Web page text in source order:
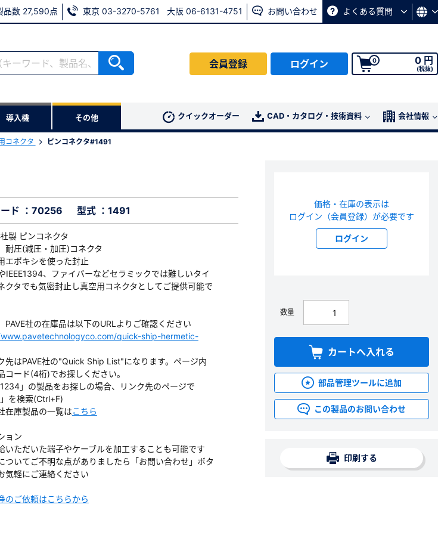
品数 27,590点 東京 03-3270-5761 大阪 06-6131-4751 お問い合わせ よくある質問
会員登録 ログイン 0 0 円
(税抜)
導入機 その他 クイックオーダー CAD・カタログ・技術資料 会社情報
コネクタ ピンコネクタ#1491
ド ：70256 型式 ：1491
製 ピンコネクタ
耐圧(減圧・加圧)コネクタ
エポキシを使った封止
IEEE1394、ファイバーなどセラミックでは難しいタイ
クタでも気密封止し真空用コネクタとしてご提供可能で
社の在庫品は以下のURLよりご確認ください
quick-ship-hermetic-
先はPAVE社の"Quick Ship List"になります。ページ内
コード(4桁)でお探しください。
」の製品をお探しの場合、リンク先のページで
」を検索(Ctrl+F)
在庫製品の一覧はこちら
ョン
いただいた端子やケーブルを加工することも可能です
ついてご不明な点がありましたら「お問い合わせ」ボタ
気軽にご連絡ください
のご依頼はこちらから
価格・在庫の表示は
ログイン（会員登録）が必要です
ログイン
数量
カートへ入れる
部品管理ツールに追加
この製品のお問い合わせ
印刷する
ダウンロードする
会員の方はこちら
※メールアドレスを忘れた方は、
よりお問い合わせください